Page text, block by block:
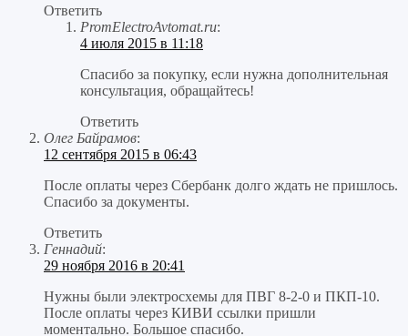
Ответить
PromElectroAvtomat.ru:
4 июля 2015 в 11:18
Спасибо за покупку, если нужна дополнительная
консультация, обращайтесь!
Ответить
Олег Байрамов:
12 сентября 2015 в 06:43
После оплаты через Сбербанк долго ждать не пришлось.
Спасибо за документы.
Ответить
Геннадий:
29 ноября 2016 в 20:41
Нужны были электросхемы для ПВГ 8-2-0 и ПКП-10.
После оплаты через КИВИ ссылки пришли
моментально. Большое спасибо.